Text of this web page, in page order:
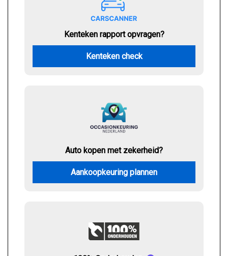
Kenteken rapport opvragen?
Kenteken check
Auto kopen met zekerheid?
Aankoopkeuring plannen